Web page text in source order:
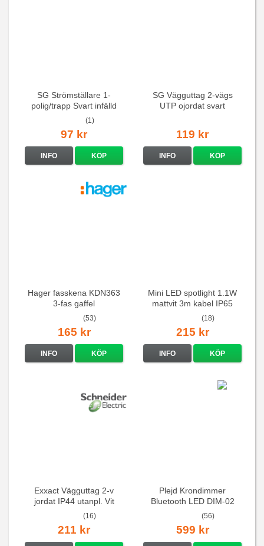
SG Strömställare 1-
polig/trapp Svart infälld
(1)
97 kr
INFO KÖP
SG Vägguttag 2-vägs
UTP ojordat svart
119 kr
INFO KÖP
Hager fasskena KDN363
3-fas gaffel
(53)
165 kr
INFO KÖP
Mini LED spotlight 1.1W
mattvit 3m kabel IP65
(18)
215 kr
INFO KÖP
Exxact Vägguttag 2-v
jordat IP44 utanpl. Vit
(16)
211 kr
Plejd Krondimmer
Bluetooth LED DIM-02
(56)
599 kr